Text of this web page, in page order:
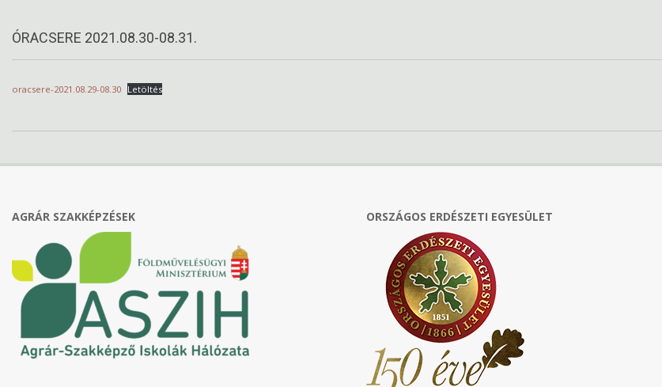
ÓRACSERE 2021.08.30-08.31.
oracsere-2021.08.29-08.30 Letöltés
AGRÁR SZAKKÉPZÉSEK ORSZÁGOS ERDÉSZETI EGYESÜLET